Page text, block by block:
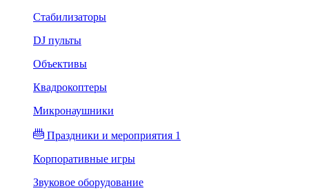
Стабилизаторы
DJ пульты
Объективы
Квадрокоптеры
Микронаушники
Праздники и мероприятия 1
Корпоративные игры
Звуковое оборудование